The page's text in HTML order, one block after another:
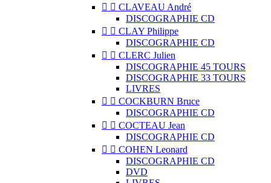
  CLAVEAU André
DISCOGRAPHIE CD
  CLAY Philippe
DISCOGRAPHIE CD
  CLERC Julien
DISCOGRAPHIE 45 TOURS
DISCOGRAPHIE 33 TOURS
LIVRES
  COCKBURN Bruce
DISCOGRAPHIE CD
  COCTEAU Jean
DISCOGRAPHIE CD
  COHEN Leonard
DISCOGRAPHIE CD
DVD